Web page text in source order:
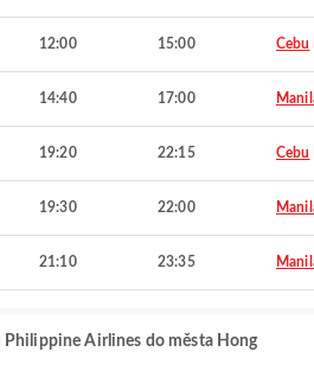
12:00 15:00 Cebu
14:40 17:00
19:20 22:15 Cebu
19:30 22:00
21:10 23:35
Philippine Airlines do města Hong